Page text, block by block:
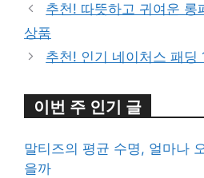
추천! 따뜻하고 귀여운 롱
상품
추천! 인기 네이처스 패딩
이번 주 인기 글
말티즈의 평균 수명, 얼마나
을까